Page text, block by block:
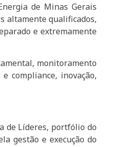
de Minas Gerais
altamente qualificados,
e extremamente
monitoramento
compliance, inovação,
de Líderes, portfólio do
gestão e execução do